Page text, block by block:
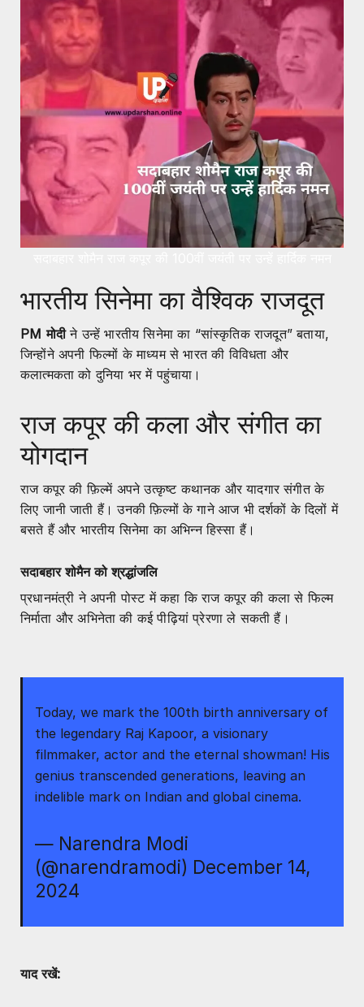
भारतीय सिनेमा का वैश्विक राजदूत
PM मोदीने उन्हें भारतीय सिनेमा का “सांस्कृतिक राजदूत” बताया,
जिन्होंने अपनी फिल्मों के माध्यम से भारत की विविधता और
कलात्मकता को दुनिया भर में पहुंचाया।
राज कपूर की कला और संगीत का
योगदान
राज कपूर की फ़िल्में अपने उत्कृष्ट कथानक और यादगार संगीत के
लिए जानी जाती हैं। उनकी फ़िल्मों के गाने आज भी दर्शकों के दिलों में
बसते हैं और भारतीय सिनेमा का अभिन्न हिस्सा हैं।
सदाबहार शोमैन को श्रद्धांजलि
प्रधानमंत्री ने अपनी पोस्ट में कहा कि राज कपूर की कला से फिल्म
निर्माता और अभिनेता की कई पीढ़ियां प्रेरणा ले सकती हैं।
Today, we mark the 100th birth anniversary of
the legendary Raj Kapoor, a visionary
filmmaker, actor and the eternal showman! His
genius transcended generations, leaving an
indelible mark on Indian and global cinema.
— Narendra Modi
(@narendramodi) December 14,
2024
याद रखें: